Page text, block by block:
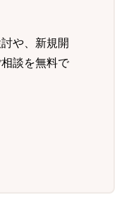
や、新規開
談を無料で